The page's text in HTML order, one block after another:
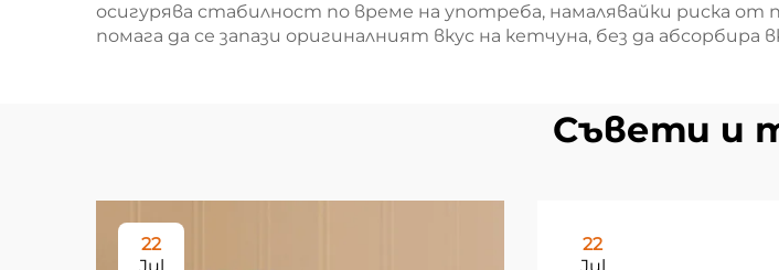
осигурява стабилност по време на употреба, намалявайки риска
помага да се запази оригиналният вкус на кетчуна, без да
Съвети и
22
Jul
22
Jul